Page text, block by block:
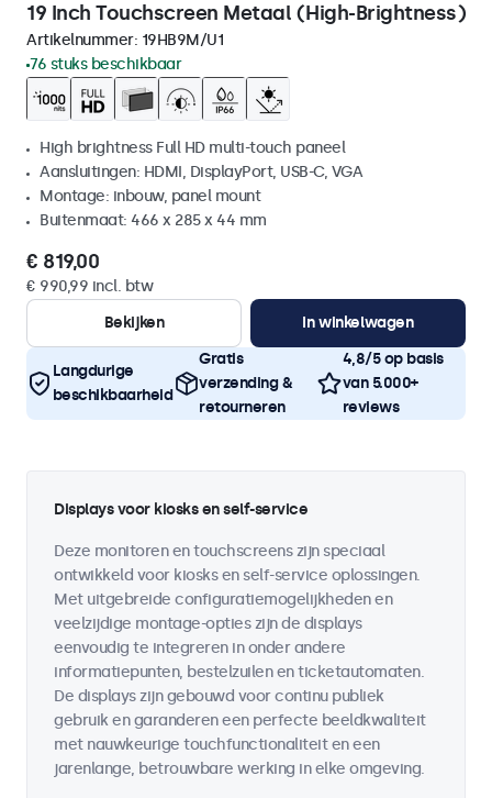
19 Inch Touchscreen Metaal (High-Brightness)
Artikelnummer: 19HB9M/U1
76 stuks beschikbaar
High brightness Full HD multi-touch paneel
Aansluitingen: HDMI, DisplayPort, USB-C, VGA
Montage: inbouw, panel mount
Buitenmaat: 466 x 285 x 44 mm
€ 819,00
€ 990,99 incl. btw
Bekijken
In winkelwagen
Langdurige
beschikbaarheid
Gratis
verzending &
retourneren
4,8/5 op basis
van 5.000+
reviews
Displays voor kiosks en self-service
Deze monitoren en touchscreens zijn speciaal
ontwikkeld voor kiosks en self-service oplossingen.
Met uitgebreide configuratiemogelijkheden en
veelzijdige montage-opties zijn de displays
eenvoudig te integreren in onder andere
informatiepunten, bestelzuilen en ticketautomaten.
De displays zijn gebouwd voor continu publiek
gebruik en garanderen een perfecte beeldkwaliteit
met nauwkeurige touchfunctionaliteit en een
jarenlange, betrouwbare werking in elke omgeving.